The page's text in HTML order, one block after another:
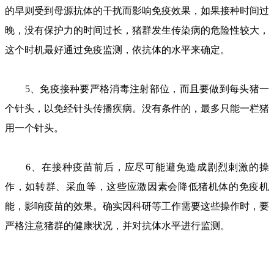
的早则受到母源抗体的干扰而影响免疫效果，如果接种时间过
晚，没有保护力的时间过长，猪群发生传染病的危险性较大，
这个时机最好通过免疫监测，依抗体的水平来确定。
5、免疫接种要严格消毒注射部位，而且要做到每头猪一
个针头，以免经针头传播疾病。没有条件的，最多只能一栏猪
用一个针头。
6、在接种疫苗前后，应尽可能避免造成剧烈刺激的操
作，如转群、采血等，这些应激因素会降低猪机体的免疫机
能，影响疫苗的效果。确实因科研等工作需要这些操作时，要
严格注意猪群的健康状况，并对抗体水平进行监测。